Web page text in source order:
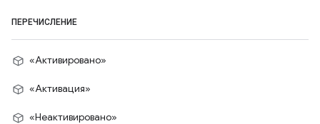
ПЕРЕЧИСЛЕНИЕ
«Активировано»
«Активация»
«Неактивировано»